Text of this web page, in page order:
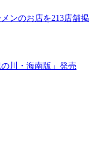
ンのお店を213店舗掲
川・海南版」発売